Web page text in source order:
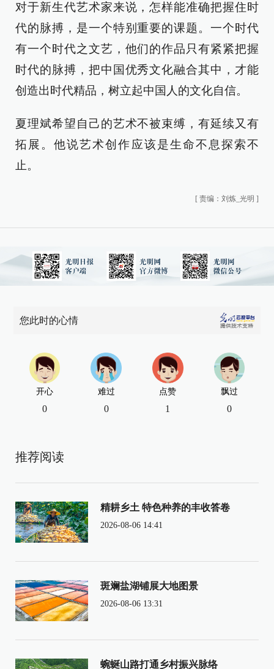
对于新生代艺术家来说，怎样能准确把握住时
代的脉搏，是一个特别重要的课题。一个时代
有一个时代之文艺，他们的作品只有紧紧把握
时代的脉搏，把中国优秀文化融合其中，才能
创造出时代精品，树立起中国人的文化自信。
夏理斌希望自己的艺术不被束缚，有延续又有
拓展。他说艺术创作应该是生命不息探索不
止。
[ 责编：刘炼_光明 ]
您此时的心情
开心
0
难过
0
点赞
1
飘过
0
推荐阅读
精耕乡土 特色种养的丰收答卷
2026-08-06 14:41
斑斓盐湖铺展大地图景
2026-08-06 13:31
蜿蜒山路打通乡村振兴脉络